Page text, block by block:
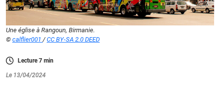
Une église à Rangoun, Birmanie.
© calflier001 /CC BY-SA 2.0 DEED
Lecture7 min
Le 13/04/2024